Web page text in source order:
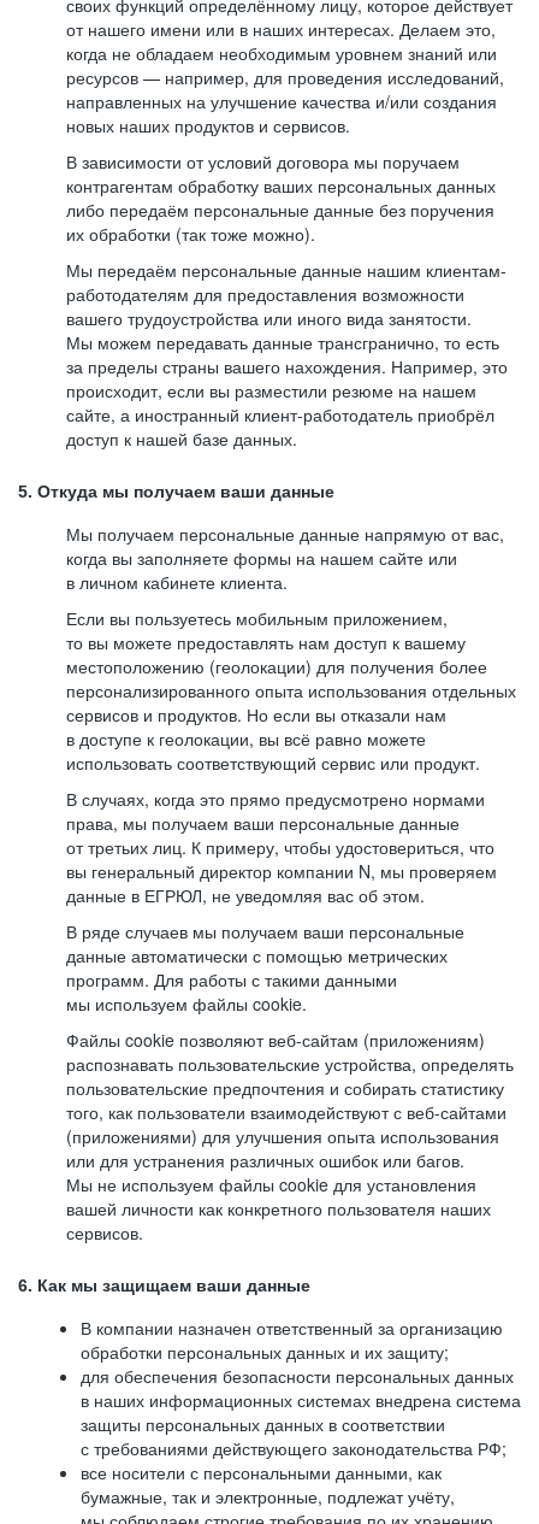
своих функций определённому лицу, которое действует
от нашего имени или в наших интересах. Делаем это,
когда не обладаем необходимым уровнем знаний или
ресурсов — например, для проведения исследований,
направленных на улучшение качества и/или создания
новых наших продуктов и сервисов.
В зависимости от условий договора мы поручаем
контрагентам обработку ваших персональных данных
либо передаём персональные данные без поручения
их обработки (так тоже можно).
Мы передаём персональные данные нашим клиентам-
работодателям для предоставления возможности
вашего трудоустройства или иного вида занятости.
Мы можем передавать данные трансгранично, то есть
за пределы страны вашего нахождения. Например, это
происходит, если вы разместили резюме на нашем
сайте, а иностранный клиент-работодатель приобрёл
доступ к нашей базе данных.
5. Откуда мы получаем ваши данные
Мы получаем персональные данные напрямую от вас,
когда вы заполняете формы на нашем сайте или
в личном кабинете клиента.
Если вы пользуетесь мобильным приложением,
то вы можете предоставлять нам доступ к вашему
местоположению (геолокации) для получения более
персонализированного опыта использования отдельных
сервисов и продуктов. Но если вы отказали нам
в доступе к геолокации, вы всё равно можете
использовать соответствующий сервис или продукт.
В случаях, когда это прямо предусмотрено нормами
права, мы получаем ваши персональные данные
от третьих лиц. К примеру, чтобы удостовериться, что
вы генеральный директор компании N, мы проверяем
данные в ЕГРЮЛ, не уведомляя вас об этом.
В ряде случаев мы получаем ваши персональные
данные автоматически с помощью метрических
программ. Для работы с такими данными
мы используем файлы cookie.
Файлы cookie позволяют веб-сайтам (приложениям)
распознавать пользовательские устройства, определять
пользовательские предпочтения и собирать статистику
того, как пользователи взаимодействуют с веб-сайтами
(приложениями) для улучшения опыта использования
или для устранения различных ошибок или багов.
Мы не используем файлы cookie для установления
вашей личности как конкретного пользователя наших
сервисов.
6. Как мы защищаем ваши данные
В компании назначен ответственный за организацию
обработки персональных данных и их защиту;
для обеспечения безопасности персональных данных
в наших информационных системах внедрена система
защиты персональных данных в соответствии
с требованиями действующего законодательства РФ;
все носители с персональными данными, как
бумажные, так и электронные, подлежат учёту,